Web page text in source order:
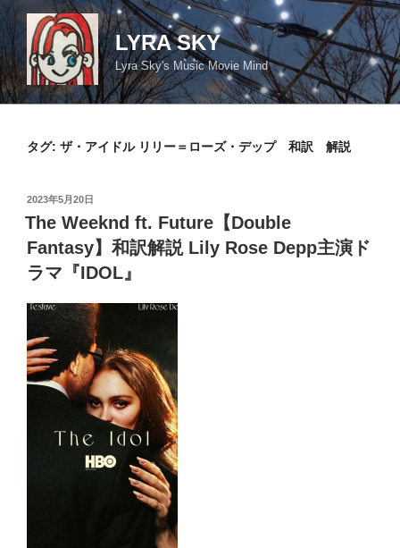
コ
ン
テ
ン
ツ
LYRA SKY
Lyra Sky's Music Movie Mind
タグ: ザ・アイドル リリー＝ローズ・デップ 和訳 解説
投
稿
日:
2023年5月20日
The Weeknd ft. Future【Double
Fantasy】和訳解説 Lily Rose Depp主演ド
ラマ『IDOL』